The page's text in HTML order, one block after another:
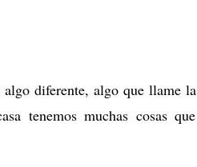
diferente, algo que llame la
tenemos muchas cosas que